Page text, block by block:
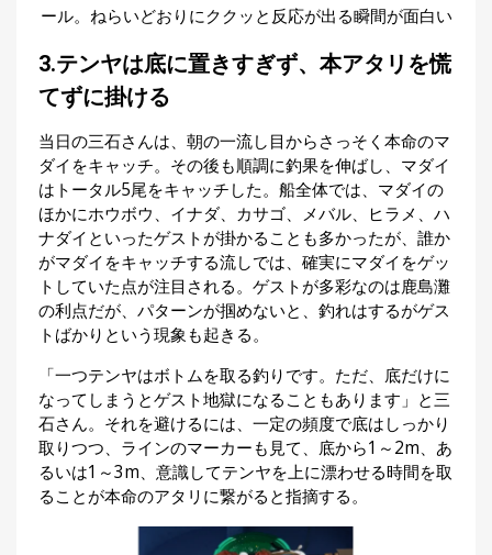
ール。ねらいどおりにククッと反応が出る瞬間が面白い
3.テンヤは底に置きすぎず、本アタリを慌
てずに掛ける
当日の三石さんは、朝の一流し目からさっそく本命のマ
ダイをキャッチ。その後も順調に釣果を伸ばし、マダイ
はトータル5尾をキャッチした。船全体では、マダイの
ほかにホウボウ、イナダ、カサゴ、メバル、ヒラメ、ハ
ナダイといったゲストが掛かることも多かったが、誰か
がマダイをキャッチする流しでは、確実にマダイをゲッ
トしていた点が注目される。ゲストが多彩なのは鹿島灘
の利点だが、パターンが掴めないと、釣れはするがゲス
トばかりという現象も起きる。
「一つテンヤはボトムを取る釣りです。ただ、底だけに
なってしまうとゲスト地獄になることもあります」と三
石さん。それを避けるには、一定の頻度で底はしっかり
取りつつ、ラインのマーカーも見て、底から1～2m、あ
るいは1～3m、意識してテンヤを上に漂わせる時間を取
ることが本命のアタリに繋がると指摘する。